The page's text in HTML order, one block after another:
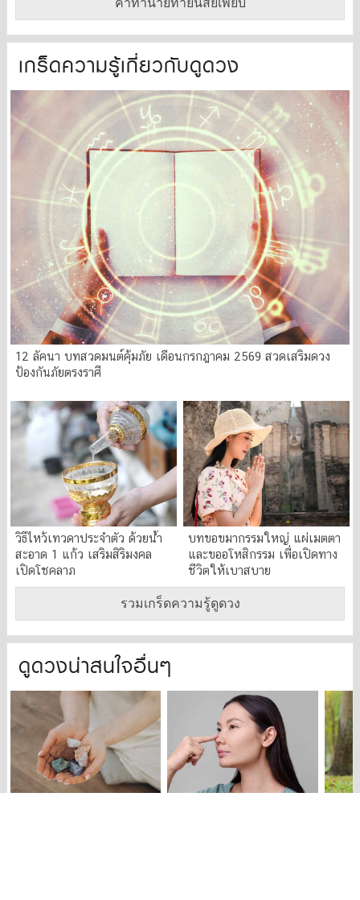
เกร็ดความรู้เกี่ยวกับดูดวง
12 ลัคนา บทสวดมนต์คุ้มภัย เดือนกรกฎาคม 2569 สวดเสริมดวง
ป้องกันภัยตรงราศี
วิธีไหว้เทวดาประจำตัว ด้วยน้ำ
สะอาด 1 แก้ว เสริมสิริมงคล
เปิดโชคลาภ
บทขอขมากรรมใหญ่ แผ่เมตตา
และขออโหสิกรรม เพื่อเปิดทาง
ชีวิตให้เบาสบาย
รวมเกร็ดความรู้ดูดวง
ดูดวงน่าสนใจอื่นๆ